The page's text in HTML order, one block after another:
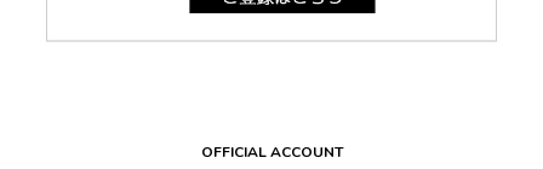
OFFICIAL ACCOUNT